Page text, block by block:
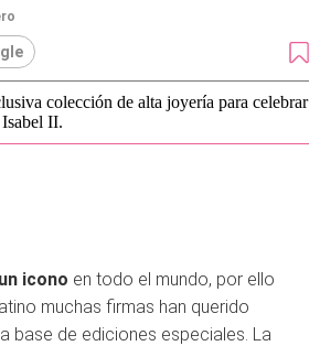
colección de alta joyería para celebrar
II.
icono en todo el mundo, por ello
muchas firmas han querido
base de ediciones especiales. La